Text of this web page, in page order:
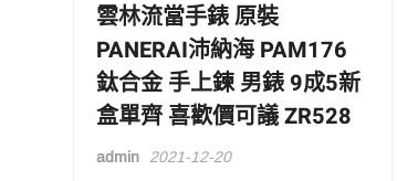
雲林流當手錶 原裝
PANERAI沛納海 PAM176
鈦合金 手上鍊 男錶 9成5新
盒單齊 喜歡價可議 ZR528
admin 2021-12-20